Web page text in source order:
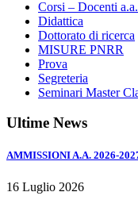
Corsi – Docenti
Didattica
Dottorato di ricerca
MISURE PNRR
Prova
Segreteria
Seminari Master
Ultime News
AMMISSIONI A.A. 2026-
16 Luglio 2026